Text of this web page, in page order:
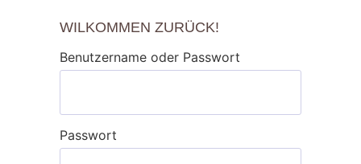
WILKOMMEN ZURÜCK!
Benutzername oder Passwort
Passwort